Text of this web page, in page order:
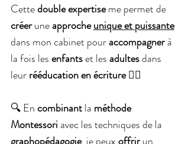
Cette double expertise me permet de
créer une approche unique et puissante
dans mon cabinet pour accompagner à
la fois les enfants et les adultes dans
leur rééducation en écriture ✍🏼
🔍 En combinant la méthode
Montessori avec les techniques de la
graphopédagogie, je peux offrir un